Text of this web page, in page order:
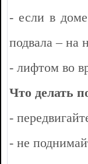
- если в
подвала – на
- лифтом во
Что делать
-
- не